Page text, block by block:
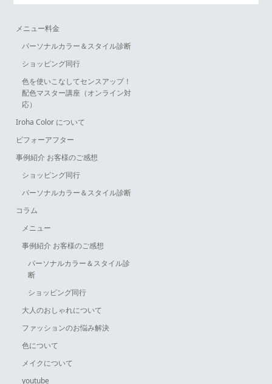
メニュー料金
パーソナルカラー＆スタイル診断
ショッピング同行
色を使いこなしてセンスアップ！
配色マスター講座（オンライン対
応）
Iroha Color について
ビフォーアフター
事例紹介 お客様のご感想
ショッピング同行
パーソナルカラー＆スタイル診断
コラム
メニュー
事例紹介 お客様のご感想
パーソナルカラー＆スタイル診
断
ショッピング同行
大人のおしゃれについて
ファッションのお悩み解決
色について
メイクについて
youtube